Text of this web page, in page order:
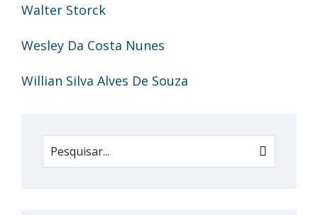
Walter Storck
Wesley Da Costa Nunes
Willian Silva Alves De Souza